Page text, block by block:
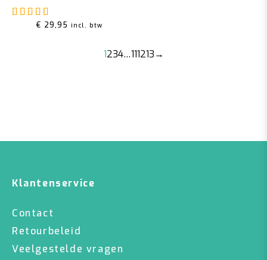
€ 29,95 incl. btw
1234…111213→
Klantenservice
Contact
Retourbeleid
Veelgestelde vragen